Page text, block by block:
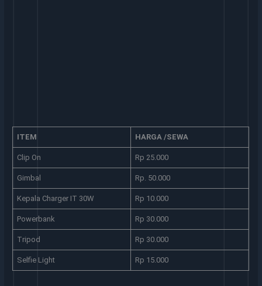
ITEM HARGA /SEWA
Clip On Rp 25.000
Gimbal Rp. 50.000
Kepala Charger IT 30W Rp 10.000
Powerbank Rp 30.000
Tripod Rp 30.000
Selfie Light Rp 15.000